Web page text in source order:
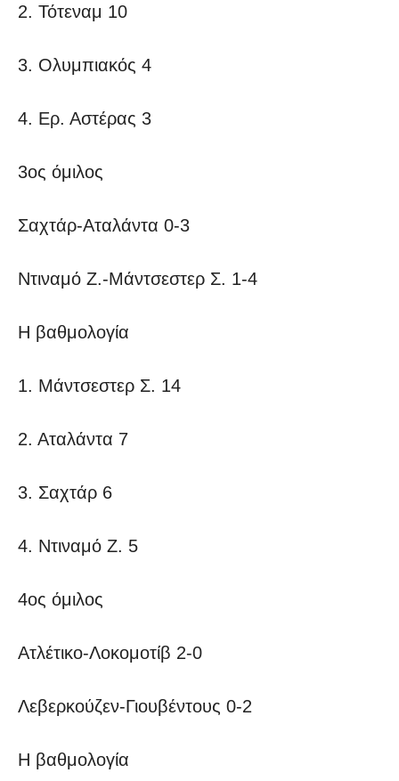
2. Τότεναμ 10
3. Ολυμπιακός 4
4. Ερ. Αστέρας 3
3ος όμιλος
Σαχτάρ-Αταλάντα 0-3
Ντιναμό Ζ.-Μάντσεστερ Σ. 1-4
Η βαθμολογία
1. Μάντσεστερ Σ. 14
2. Αταλάντα 7
3. Σαχτάρ 6
4. Ντιναμό Ζ. 5
4ος όμιλος
Ατλέτικο-Λοκομοτίβ 2-0
Λεβερκούζεν-Γιουβέντους 0-2
Η βαθμολογία